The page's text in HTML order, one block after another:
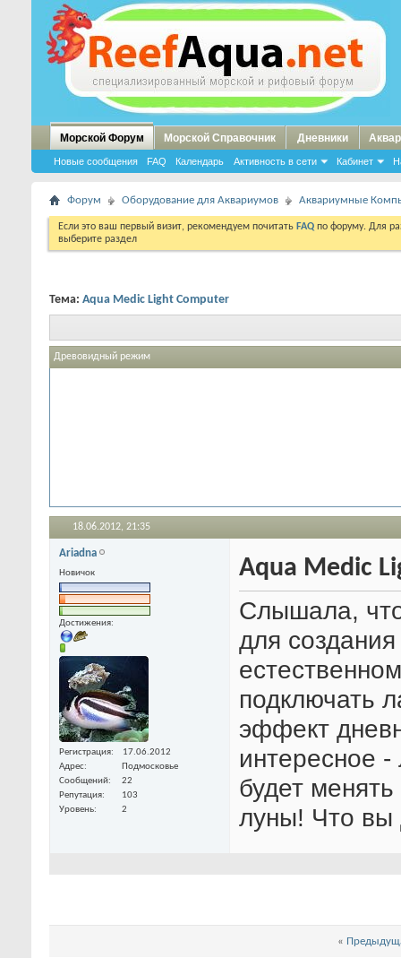
Морской Форум
Новые сообщения FAQ Календарь Активность в сети Кабинет
Морской Справочник Дневники
Форум Оборудование для Аквариумов Аквариумные
Если это ваш первый визит, рекомендуем почитать FAQ по форуму. Для
выберите раздел
Тема: Aqua Medic Light Computer
Древовидный режим
18.06.2012, 21:35
Ariadna
Новичок
Достижения:
Регистрация
17.06.2012
Адрес
Подмосковье
Сообщений
22
Репутация
103
Уровень
2
Aqua Medic
Слышала,
для
подключать
эффект
интересное
будет
луны! Что вы
«